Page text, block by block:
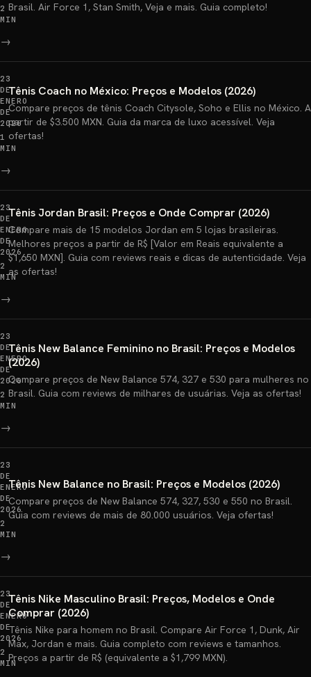
2
MIN
Brasil. Air Force 1, Stan Smith, Veja e mais. Guia completo!
→
23
DE
ENERO
DE
2026
1
MIN
Tênis Coach no México: Preços e Modelos (2026)
Compare preços de tênis Coach Citysole, Soho e Ellis no México. A
partir de $3.500 MXN. Guia da marca de luxo acessível. Veja
ofertas!
→
23
DE
ENERO
DE
2026
2
MIN
Tênis Jordan Brasil: Preços e Onde Comprar (2026)
Compare mais de 15 modelos Jordan em 5 lojas brasileiras.
Melhores preços a partir de R$ [Valor em Reais equivalente a
$1,650 MXN]. Guia com reviews reais e dicas de autenticidade. Veja
as ofertas!
→
23
DE
ENERO
DE
2026
2
MIN
Tênis New Balance Feminino no Brasil: Preços e Modelos
(2026)
Compare preços de New Balance 574, 327 e 530 para mulheres no
Brasil. Guia com reviews de milhares de usuárias. Veja as ofertas!
→
23
DE
ENERO
DE
2026
2
MIN
Tênis New Balance no Brasil: Preços e Modelos (2026)
Compare preços de New Balance 574, 327, 530 e 550 no Brasil.
Guia com reviews de mais de 80.000 usuários. Veja ofertas!
→
23
DE
ENERO
DE
2026
2
MIN
Tênis Nike Masculino Brasil: Preços, Modelos e Onde
Comprar (2026)
Tênis Nike para homem no Brasil. Compare Air Force 1, Dunk, Air
Max, Jordan e mais. Guia completo com reviews e tamanhos.
Preços a partir de R$ (equivalente a $1,799 MXN).